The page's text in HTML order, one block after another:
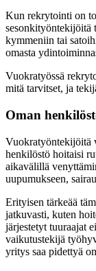
Kun rekrytointi on
sesonkityöntekijöitä
kymmeniin tai
omasta
Vuokratyössä
mitä tarvitset, ja
Oman
Vuokratyöntekijöitä
henkilöstö hoitaisi
aikavälillä
uupumukseen,
Erityisen tärkeää
jatkuvasti, kuten
järjestetyt tuuraajat
vaikutustekijä
yritys saa pidettyä